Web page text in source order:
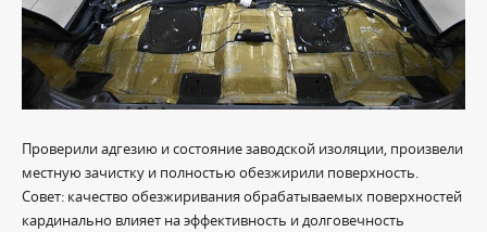
Проверили адгезию и состояние заводской изоляции, произвели
местную зачистку и полностью обезжирили поверхность.
Совет: качество обезжиривания обрабатываемых поверхностей
кардинально влияет на эффективность и долговечность